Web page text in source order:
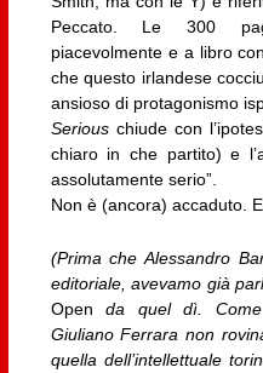
Peccato. Le 300
piacevolmente e a libro
che questo irlandese
ansioso di protagonismo
Serious chiude con
chiaro in che partito) e
assolutamente serio”.
Non è (ancora) accaduto.
(Prima che Alessandro
editoriale, avevamo già
Open da quel dì.
Giuliano Ferrara non
quella dell’intellettuale